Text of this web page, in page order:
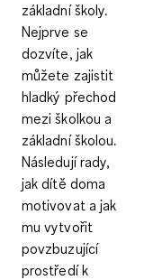
základní školy.
Nejprve se
dozvíte, jak
můžete zajistit
hladký přechod
mezi školkou a
základní školou.
Následují rady,
jak dítě doma
motivovat a jak
mu vytvořit
povzbuzující
prostředí k